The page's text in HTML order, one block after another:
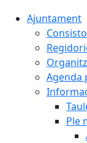
Ajuntament
Agenda
Ple